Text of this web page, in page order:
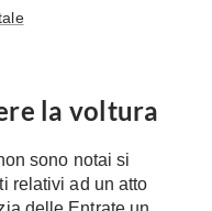
Impianti
Hi-Fi
Televisori
la voltura
sono notai si
relativi ad un atto